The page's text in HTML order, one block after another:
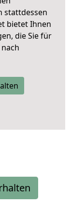
stattdessen
bietet Ihnen
die Sie für